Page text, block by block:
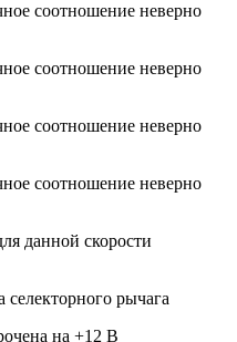
соотношение неверно
соотношение неверно
соотношение неверно
соотношение неверно
данной скорости
рычага
на +12 В